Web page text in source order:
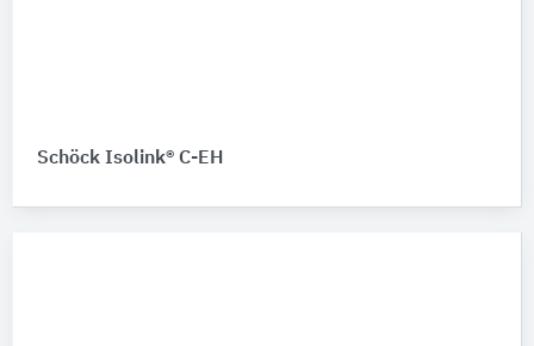
Schöck Isolink® C-EH